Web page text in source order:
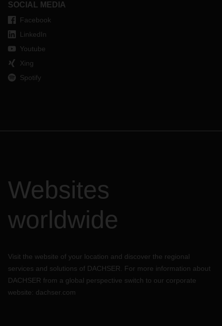
SOCIAL MEDIA
Facebook
LinkedIn
Youtube
Xing
Spotify
Websites
worldwide
Visit the website of your location and discover the regional
services and solutions of DACHSER. For more information about
DACHSER from a global perspective switch to our corporate
website: dachser.com